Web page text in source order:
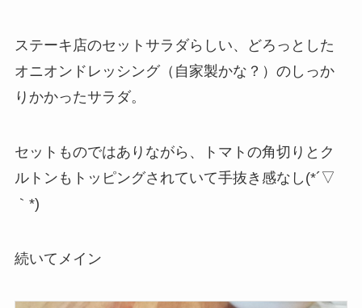
ステーキ店のセットサラダらしい、どろっとした
オニオンドレッシング（自家製かな？）のしっか
りかかったサラダ。
セットものではありながら、トマトの角切りとク
ルトンもトッピングされていて手抜き感なし(*´▽
｀*)
続いてメイン